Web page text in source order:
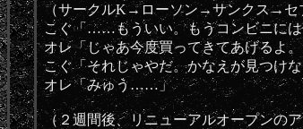
（サークルK→ローソン→サンクス→セ
こぐ「……もういい。もうコンビニに
オレ「じゃあ今度買ってきてあげるよ
こぐ「それじゃやだ。かなえが見つけ
オレ「みゅう……」
（２週間後、リニューアルオープンの